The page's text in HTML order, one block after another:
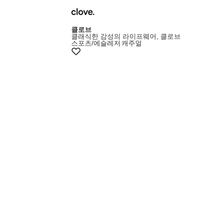
클로브
클래식한 감성의 라이프웨어, 클로브
스포츠/에슬레저 캐주얼